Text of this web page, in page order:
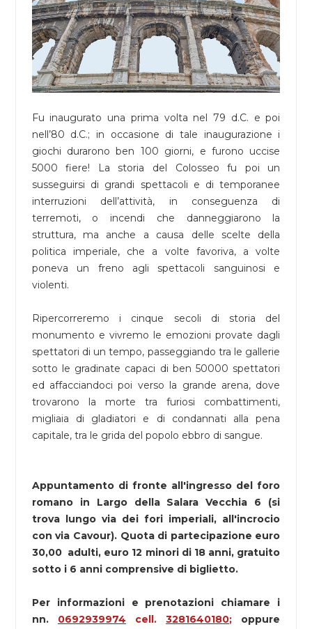
Fu inaugurato una prima volta nel 79 d.C. e poi
nell’80 d.C.; in occasione di tale inaugurazione i
giochi durarono ben 100 giorni, e furono uccise
5000 fiere! La storia del Colosseo fu poi un
susseguirsi di grandi spettacoli e di temporanee
interruzioni dell’attività, in conseguenza di
terremoti, o incendi che danneggiarono la
struttura, ma anche a causa delle scelte della
politica imperiale, che a volte favoriva, a volte
poneva un freno agli spettacoli sanguinosi e
violenti.
Ripercorreremo i cinque secoli di storia del
monumento e vivremo le emozioni provate dagli
spettatori di un tempo, passeggiando tra le gallerie
sotto le gradinate capaci di ben 50000 spettatori
ed affacciandoci poi verso la grande arena, dove
trovarono la morte tra furiosi combattimenti,
migliaia di gladiatori e di condannati alla pena
capitale, tra le grida del popolo ebbro di sangue.
Appuntamento di fronte all'ingresso del foro
romano in Largo della Salara Vecchia 6 (si
trova lungo via dei fori imperiali, all'incrocio
con via Cavour). Quota di partecipazione euro
30,00 adulti, euro 12 minori di 18 anni, gratuito
sotto i 6 anni comprensive di biglietto.
Per informazioni e prenotazioni chiamare i
nn. 0692939974 cell.3281640180; oppure